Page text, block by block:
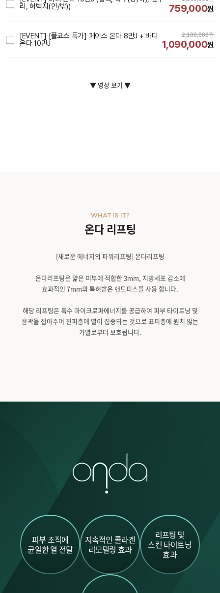
리, 허벅지(안/밖))
759,000원
[EVENT] [풀코스 특가] 페이스 온다 8만J + 바디
온다 10만J
2,100,000원
1,090,000원
▼ 영상 보기 ▼
온다 리프팅
WHAT IS IT?
[새로운 에너지의 파워리프팅] 온다리프팅
온다리프팅은 얇은 피부에 적합한 3mm, 지방세포 감소에
효과적인 7mm의 특허받은 핸드피스를 사용 합니다.
해당 리프팅은 특수 마이크로파에너지를 공급하여 피부 타이트닝 및
윤곽을 잡아주며 진피층에 열이 집중되는 것으로 표피층에 원치 않는
가열로부터 보호됩니다.
피부 조직에
균일한 열 전달
지속적인 콜라겐
리모델링 효과
리프팅 및
스킨 타이트닝
효과